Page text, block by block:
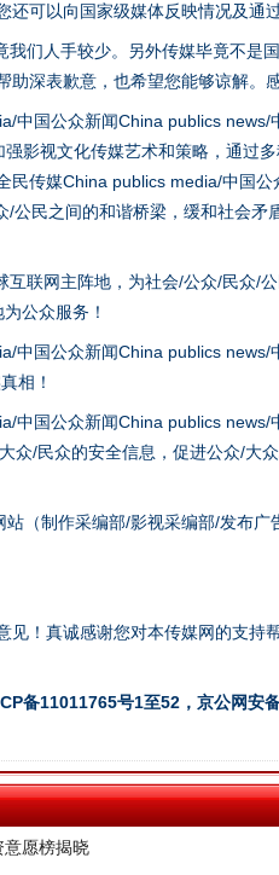
可以向国家级媒体反映情况及通
们人手较少。另外传媒毕竟不是
深表歉意，也希望您能够谅解。
中国公众新闻China publics
影视文化传媒艺术和策略，通过
传媒China publics media/中国
民之间的和谐桥梁，缓和社会矛
联网主阵地，为社会/公众/民众/
公众服务！
中国公众新闻China publics
相！
中国公众新闻China publics
/民众的安全信息，促进公众/大
（制作采编部/影视采编部/发布广
！真诚感谢您对本传媒网的支持
备11011765号1至52，京公网安
炒上天”
暖了四季
愿榜揭晓